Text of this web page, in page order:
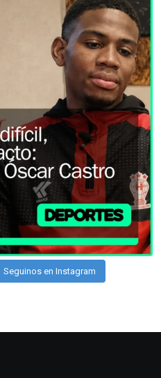
Seguinos en Instagram